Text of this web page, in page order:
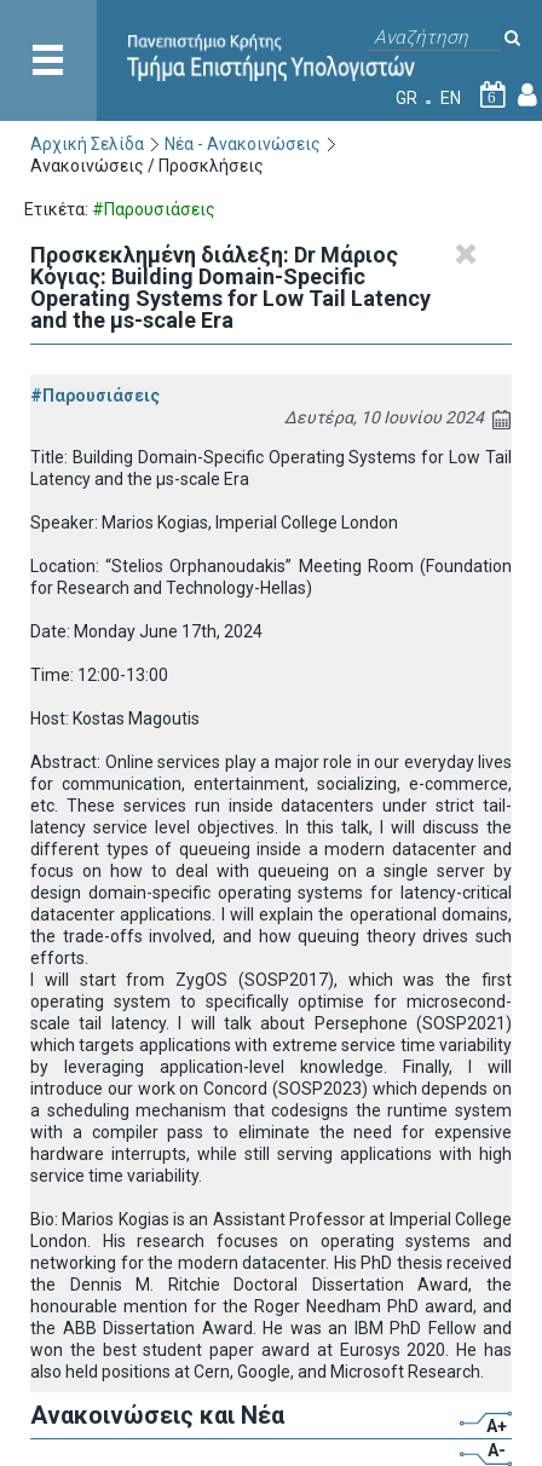
GR EN 6
Αρχική Σελίδα
Νέα - Ανακοινώσεις
Ανακοινώσεις / Προσκλήσεις
Ετικέτα: #Παρουσιάσεις
Προσκεκλημένη διάλεξη: Dr Μάριος
Κόγιας: Building Domain-Specific
Operating Systems for Low Tail Latency
and the μs-scale Era
#Παρουσιάσεις
Δευτέρα, 10 Ιουνίου 2024
Title: Building Domain-Specific Operating Systems for Low Tail
Latency and the μs-scale Era
Speaker: Marios Kogias, Imperial College London
Location: “Stelios Orphanoudakis” Meeting Room (Foundation
for Research and Technology-Hellas)
Date: Monday June 17th, 2024
Time: 12:00-13:00
Host: Kostas Magoutis
Abstract: Online services play a major role in our everyday lives
for communication, entertainment, socializing, e-commerce,
etc. These services run inside datacenters under strict tail-
latency service level objectives. In this talk, I will discuss the
different types of queueing inside a modern datacenter and
focus on how to deal with queueing on a single server by
design domain-specific operating systems for latency-critical
datacenter applications. I will explain the operational domains,
the trade-offs involved, and how queuing theory drives such
efforts.
I will start from ZygOS (SOSP2017), which was the first
operating system to specifically optimise for microsecond-
scale tail latency. I will talk about Persephone (SOSP2021)
which targets applications with extreme service time variability
by leveraging application-level knowledge. Finally, I will
introduce our work on Concord (SOSP2023) which depends on
a scheduling mechanism that codesigns the runtime system
with a compiler pass to eliminate the need for expensive
hardware interrupts, while still serving applications with high
service time variability.
Bio: Marios Kogias is an Assistant Professor at Imperial College
London. His research focuses on operating systems and
networking for the modern datacenter. His PhD thesis received
the Dennis M. Ritchie Doctoral Dissertation Award, the
honourable mention for the Roger Needham PhD award, and
the ABB Dissertation Award. He was an IBM PhD Fellow and
won the best student paper award at Eurosys 2020. He has
also held positions at Cern, Google, and Microsoft Research.
Ανακοινώσεις και Νέα
A+
A-